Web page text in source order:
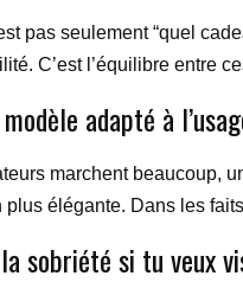
pas seulement “quel
C’est l’équilibre entre
adapté à
marchent beaucoup,
plus élégante. Dans les
sobriété si tu veux